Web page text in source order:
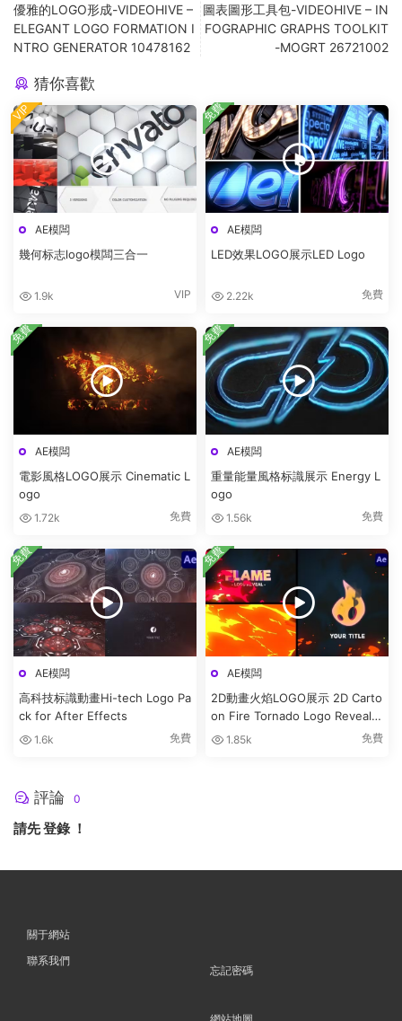
優雅的LOGO形成-VIDEOHIVE –
ELEGANT LOGO FORMATION I
NTRO GENERATOR 10478162
圖表圖形工具包-VIDEOHIVE – IN
FOGRAPHIC GRAPHS TOOLKIT
-MOGRT 26721002
猜你喜歡
AE模闆
幾何标志logo模闆三合一
1.9k VIP
VIP
AE模闆
LED效果LOGO展示LED Logo
2.22k 免費
免費
AE模闆
電影風格LOGO展示 Cinematic L
ogo
1.72k 免費
免費
AE模闆
重量能量風格标識展示 Energy L
ogo
1.56k 免費
免費
AE模闆
高科技标識動畫Hi-tech Logo Pa
ck for After Effects
1.6k 免費
免費
AE模闆
2D動畫火焰LOGO展示 2D Carto
on Fire Tornado Logo Reveals
[After Effects]
1.85k 免費
免費
評論 0
請先登錄！
關于網站
聯系我們
忘記密碼